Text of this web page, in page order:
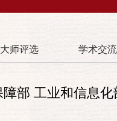
大师评选 学术交流
障部 工业和信息